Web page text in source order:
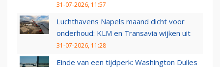
31-07-2026, 11:57
Luchthavens Napels maand dicht voor
onderhoud: KLM en Transavia wijken uit
31-07-2026, 11:28
Einde van een tijdperk: Washington Dulles